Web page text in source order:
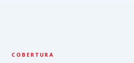
COBERTURA